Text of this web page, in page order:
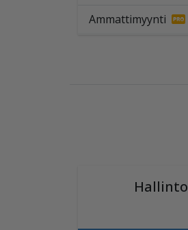
Ammattimyynti
Hallinto